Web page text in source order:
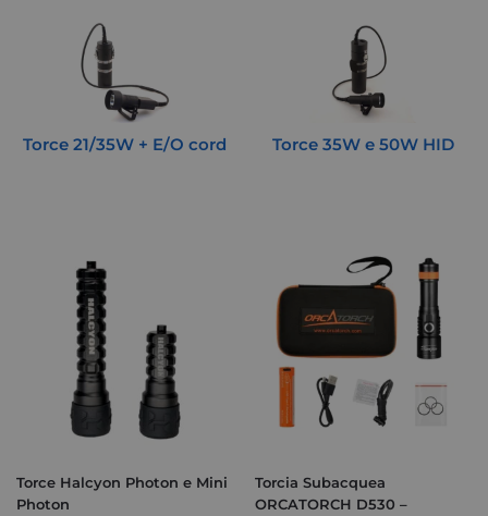
Torce 21/35W + E/O cord Torce 35W e 50W HID
Torce Halcyon Photon e Mini
Photon
Torcia Subacquea
ORCATORCH D530 –